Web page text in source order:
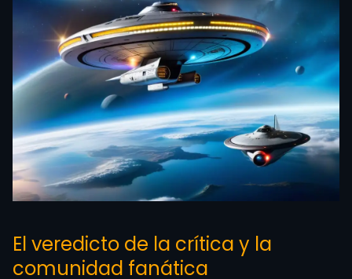
El veredicto de la crítica y la
comunidad fanática